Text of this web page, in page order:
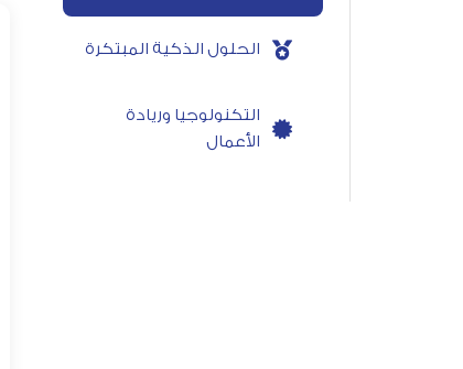
الحلول الذكية المبتكرة
التكنولوجيا وريادة
الأعمال